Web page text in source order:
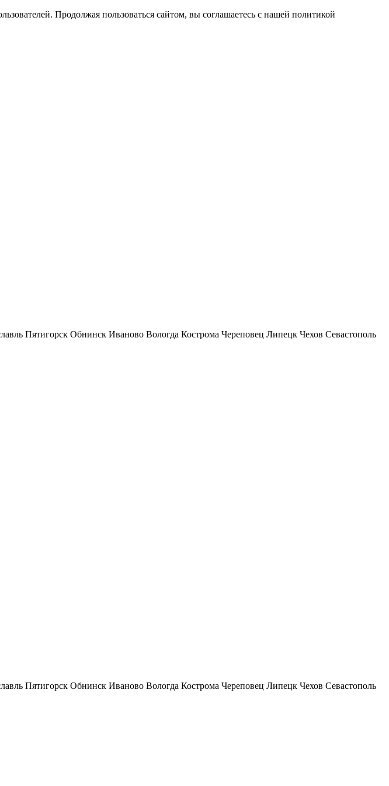
Продолжая пользоваться сайтом, вы соглашаетесь с нашей политикой
Пятигорск Обнинск Иваново Вологда Кострома Череповец Липецк Чехов Севастополь
Пятигорск Обнинск Иваново Вологда Кострома Череповец Липецк Чехов Севастополь